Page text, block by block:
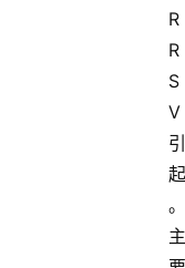
R
R
S
V
引
起
。
主